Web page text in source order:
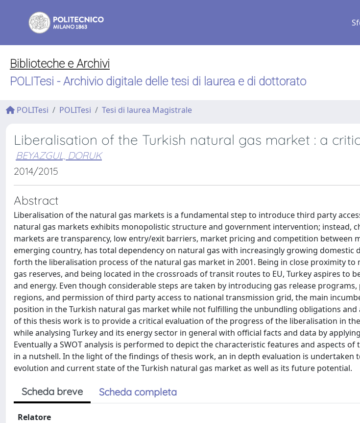
Biblioteche e Archivi
POLITesi - Archivio digitale delle tesi di laurea e di dottorato
POLITesi POLITesi Tesi di laurea Magistrale
Liberalisation of the Turkish natural gas market : a
BEYAZGUL, DORUK
2014/2015
Abstract
Liberalisation of the natural gas markets is a fundamental step to introduce third party
natural gas markets exhibits monopolistic structure and government intervention; instead,
markets are transparency, low entry/exit barriers, market pricing and competition between
emerging country, has total dependency on natural gas with increasingly growing domestic
forth the liberalisation process of the natural gas market in 2001. Being in close proximity to
gas reserves, and being located in the crossroads of transit routes to EU, Turkey aspires to
and energy. Even though considerable steps are taken by introducing gas release
regions, and permission of third party access to national transmission grid, the main
position in the Turkish natural gas market while not fulfilling the unbundling obligations and
of this thesis work is to provide a critical evaluation of the progress of the liberalisation in
while analysing Turkey and its energy sector in general with official facts and data by
Eventually a SWOT analysis is performed to depict the characteristic features and aspects
in a nutshell. In the light of the findings of thesis work, an in depth evaluation is undertaken
evolution and current state of the Turkish natural gas market as well as its future potential.
Scheda breve Scheda completa
Relatore